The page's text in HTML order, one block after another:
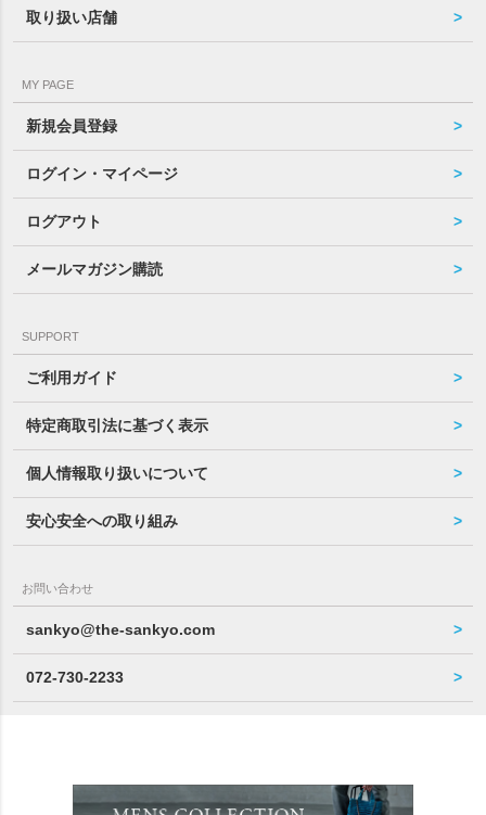
取り扱い店舗
MY PAGE
新規会員登録
ログイン・マイページ
ログアウト
メールマガジン購読
SUPPORT
ご利用ガイド
特定商取引法に基づく表示
個人情報取り扱いについて
安心安全への取り組み
お問い合わせ
sankyo@the-sankyo.com
072-730-2233